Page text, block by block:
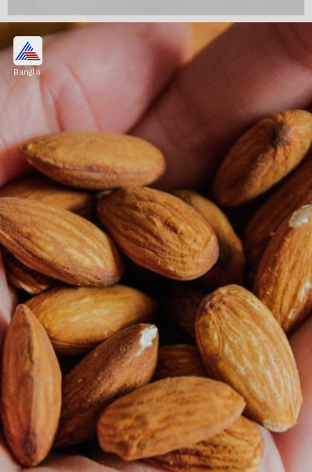
ব্লাড সুগার নিয়ন্ত্রণে রাখে
আমন্ডের গ্লাইসেমিক ইনডেক্স কম। এছাড়াও এতে
রয়েছে ম্যাগনেশিয়াম। এই দুই উপাদান রক্তে শর্করার
মাত্রা নিয়ন্ত্রণে রাখতে সাহায্য করে।
Image credits: Getty
Bangla